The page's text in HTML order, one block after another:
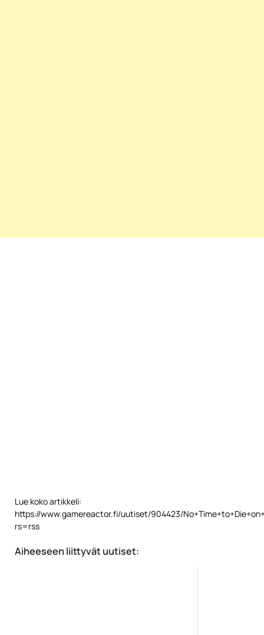
Lue koko artikkeli:
https://www.gamereactor.fi/uutiset/904423/
rs=rss
Aiheeseen liittyvät uutiset: